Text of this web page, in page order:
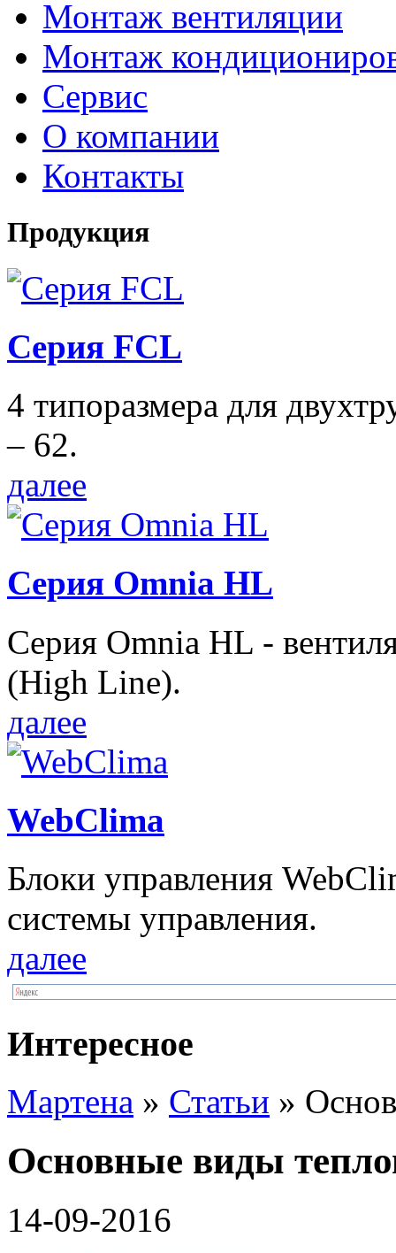
Монтаж вентиляции
Монтаж
Сервис
О компании
Контакты
Продукция
Серия FCL
4 типоразмера для
– 62.
далее
Серия Omnia HL
Серия Omnia HL -
(High Line).
далее
WebClima
Блоки упрaвлeния
системы управления.
далее
Интересное
Мартена » Статьи »
Основные виды
14-09-2016